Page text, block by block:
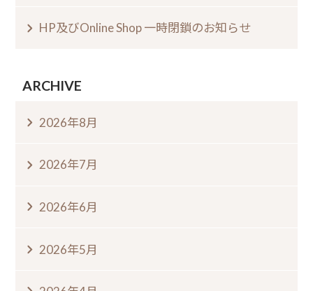
HP及びOnline Shop 一時閉鎖のお知らせ
ARCHIVE
2026年8月
2026年7月
2026年6月
2026年5月